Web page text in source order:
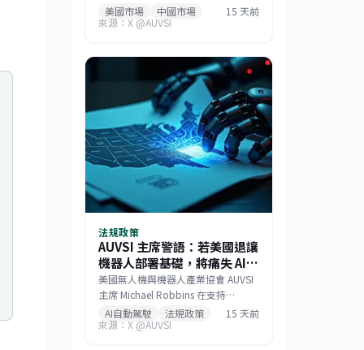
本的價格搶占市場，而非依賴產品品
質或技術。此策略已成功主導美國消
式正擴散至機器人領域。此舉促使美
國國會推動《GUARD Act》，並喚起
各界對供應鏈安全的重視。對台灣而
言，這波去中國化的趨勢帶來擴大非
紅供應鏈的機會，但業者仍需強化技
術自主與國際合規能力。
美國市場 中國市場
15 天前
來源：X @AUVSI
法規政策
AUVSI 主席警語：若美國退讓
機器人部署基礎，將痛失 AI
數據主權
美國無人機與機器人產業協會 AUVSI
主席 Michael Robbins 在支持
《GUARD 法案》的證詞中強調，機
器人是人工智慧的實體化身，若美國
AI自動駕駛 法規政策
15 天前
來源：X @AUVSI